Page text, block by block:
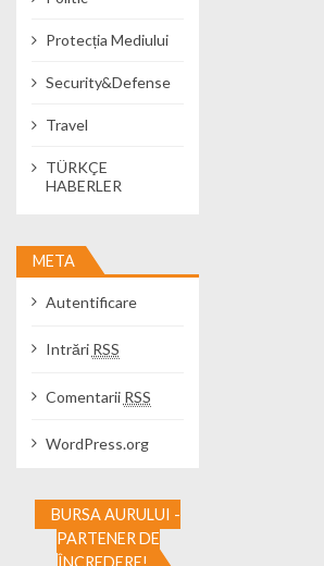
Protecția Mediului
Security&Defense
Travel
TÜRKÇE
HABERLER
META
Autentificare
Intrări RSS
Comentarii RSS
WordPress.org
BURSA AURULUI -
PARTENER DE